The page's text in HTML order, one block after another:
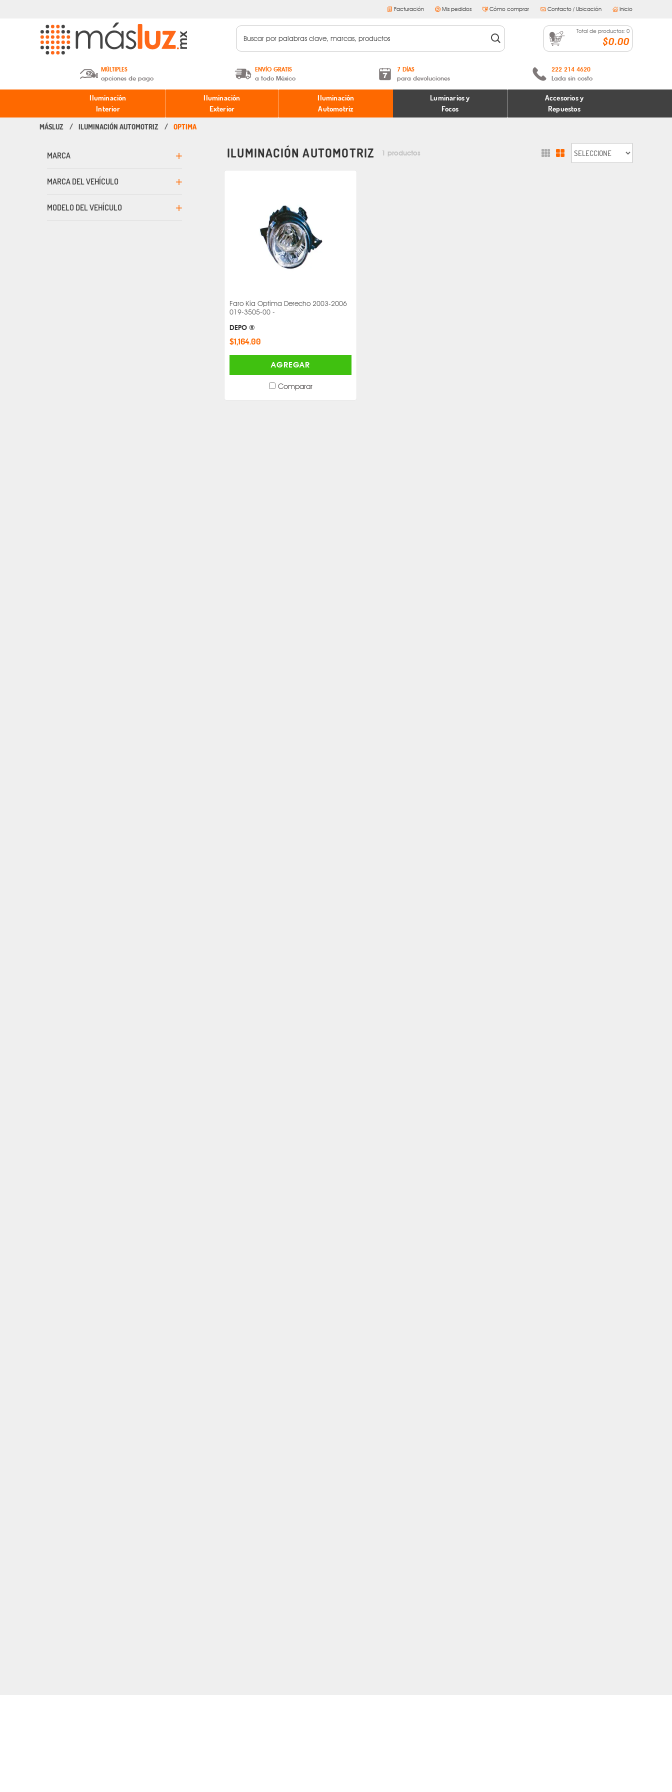
Facturación Mis pedidos Cómo comprar Contacto / Ubicación Inicio
Total de productos: 0
$0.00
MÚLTIPLES
opciones de pago
Depósito en efectivo o Cheque y
Transferencia.
ENVÍO GRATIS
a todo México
A partir de $599 MXN.
* Aplican restricciones
7 DÍAS
para devoluciones
Términos y condiciones
Políticas de devoluciones
222 214 4620
Lada sin costo
Iluminación
Interior
Iluminación
Exterior
Iluminación
Automotriz
Luminarios y
Focos
Accesorios y
Repuestos
ILUMINACIÓN AUTOMOTRIZ OPTIMA
MARCA
MARCA DEL VEHÍCULO
MODELO DEL VEHÍCULO
ILUMINACIÓN AUTOMOTRIZ 1 productos
Faro Kia Optima Derecho 2003-2006
019-3505-00 -
DEPO ®
$1,164.00
AGREGAR
Comparar